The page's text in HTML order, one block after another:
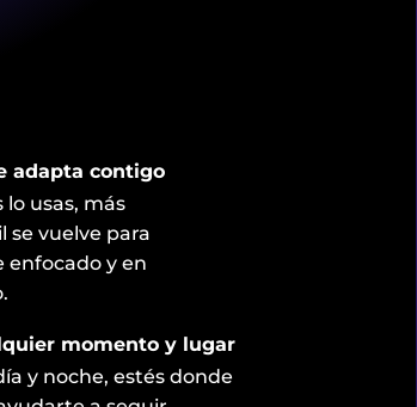
adapta contigo
usas, más
se vuelve para
y en
momento y lugar
y noche, estés donde